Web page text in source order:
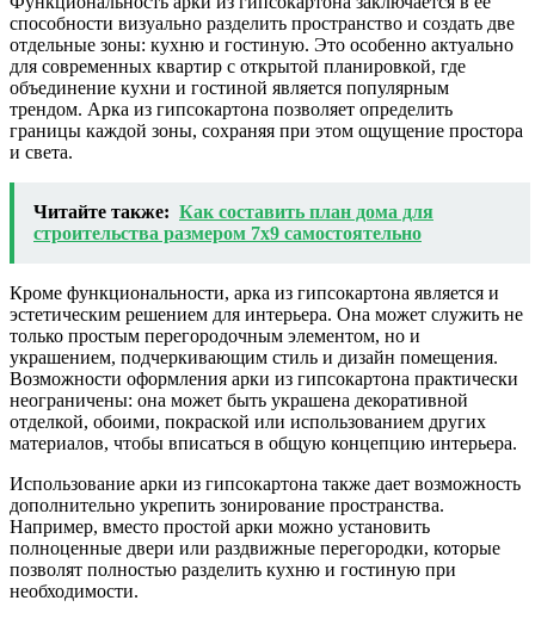
способности визуально разделить пространство и создать две
отдельные зоны: кухню и гостиную. Это особенно актуально
для современных квартир с открытой планировкой, где
объединение кухни и гостиной является популярным
трендом. Арка из гипсокартона позволяет определить
границы каждой зоны, сохраняя при этом ощущение простора
и света.
Читайте также: Как составить план дома для
строительства размером 7х9 самостоятельно
Кроме функциональности, арка из гипсокартона является и
эстетическим решением для интерьера. Она может служить не
только простым перегородочным элементом, но и
украшением, подчеркивающим стиль и дизайн помещения.
Возможности оформления арки из гипсокартона практически
неограничены: она может быть украшена декоративной
отделкой, обоими, покраской или использованием других
материалов, чтобы вписаться в общую концепцию интерьера.
Использование арки из гипсокартона также дает возможность
дополнительно укрепить зонирование пространства.
Например, вместо простой арки можно установить
полноценные двери или раздвижные перегородки, которые
позволят полностью разделить кухню и гостиную при
необходимости.